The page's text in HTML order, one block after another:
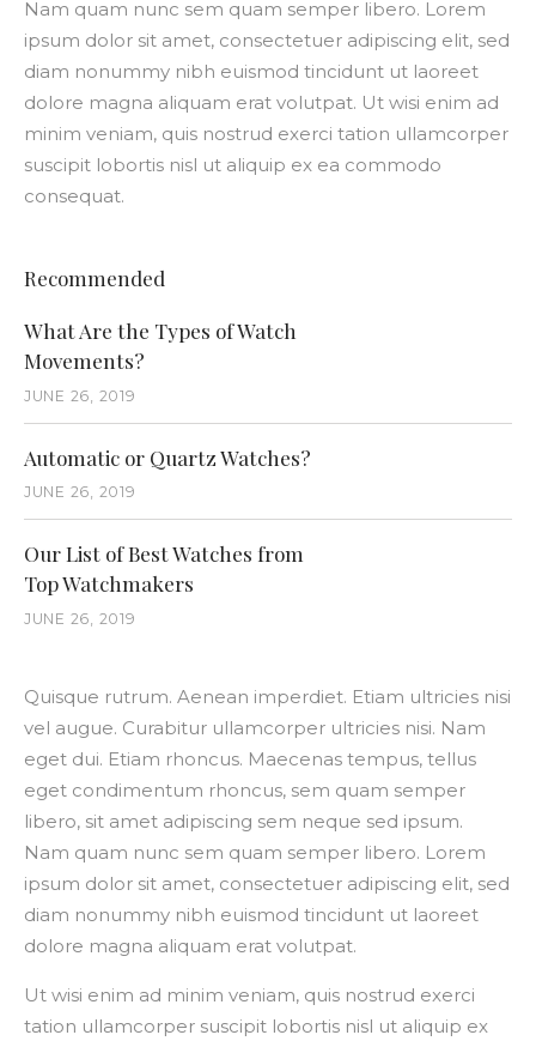
Nam quam nunc sem quam semper libero. Lorem
ipsum dolor sit amet, consectetuer adipiscing elit, sed
diam nonummy nibh euismod tincidunt ut laoreet
dolore magna aliquam erat volutpat. Ut wisi enim ad
minim veniam, quis nostrud exerci tation ullamcorper
suscipit lobortis nisl ut aliquip ex ea commodo
consequat.
Recommended
What Are the Types of Watch
Movements?
JUNE 26, 2019
Automatic or Quartz Watches?
JUNE 26, 2019
Our List of Best Watches from
Top Watchmakers
JUNE 26, 2019
Quisque rutrum. Aenean imperdiet. Etiam ultricies nisi
vel augue. Curabitur ullamcorper ultricies nisi. Nam
eget dui. Etiam rhoncus. Maecenas tempus, tellus
eget condimentum rhoncus, sem quam semper
libero, sit amet adipiscing sem neque sed ipsum.
Nam quam nunc sem quam semper libero. Lorem
ipsum dolor sit amet, consectetuer adipiscing elit, sed
diam nonummy nibh euismod tincidunt ut laoreet
dolore magna aliquam erat volutpat.
Ut wisi enim ad minim veniam, quis nostrud exerci
tation ullamcorper suscipit lobortis nisl ut aliquip ex